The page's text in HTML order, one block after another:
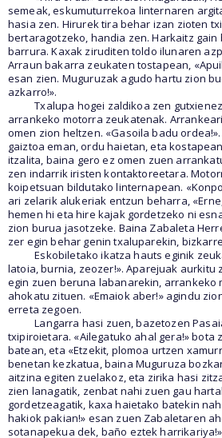
semeak, eskumuturrekoa linternaren
hasia zen. Hirurek tira behar izan zioten
bertaragotzeko, handia zen. Harkaitz gain
barrura. Kaxak ziruditen toldo ilunaren
Arraun bakarra zeukaten tostapean,
esan zien. Muguruzak agudo hartu zion
azkarro!».
Txalupa hogei zaldikoa zen
arrankeko motorra zeukatenak.
omen zion heltzen. «Gasoila badu
gaiztoa eman, ordu haietan, eta
itzalita, baina gero ez omen zuen
zen indarrik iristen kontaktoreetara.
koipetsuan bildutako linternapean.
ari zelarik alukeriak entzun beharra,
hemen hi eta hire kajak gordetzeko ni
zion burua jasotzeke. Baina Zabaleta
zer egin behar genin txaluparekin,
Eskobiletako ikatza hauts eginik
latoia, burnia, zeozer!». Aparejuak aurkitu
egin zuen beruna labanarekin, arrankeko
ahokatu zituen. «Emaiok aber!» agindu
erreta zegoen.
Langarra hasi zuen, bazetozen
txipiroietara. «Ailegatuko ahal gera!» bota
batean, eta «Etzekit, plomoa urtzen
benetan kezkatua, baina Muguruza
aitzina egiten zuelakoz, eta zirika hasi
zien lanagatik, zenbat nahi zuen gau
gordetzeagatik, kaxa haietako batekin
hakiok pakian!» esan zuen Zabaletaren
sotanapekua dek, baño eztek